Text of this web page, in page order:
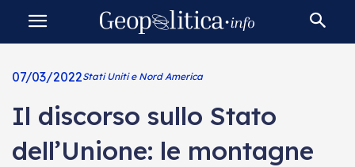
07/03/2022Stati Uniti e Nord America
Il discorso sullo Stato
dell’Unione: le montagne